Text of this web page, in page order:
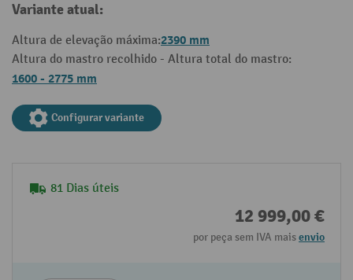
Variante atual:
Altura de elevação máxima:2390 mm
Altura do mastro recolhido - Altura total do mastro:
1600 - 2775 mm
Configurar variante
81 Dias úteis
12 999,00 €
por peça sem IVA maisenvio